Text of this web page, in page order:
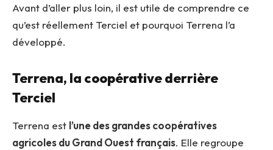
Avant d’aller plus loin, il est utile de comprendre ce
qu’est réellement Terciel et pourquoi Terrena l’a
développé.
Terrena, la coopérative derrière
Terciel
Terrena est l’une des grandes coopératives
agricoles du Grand Ouest français. Elle regroupe